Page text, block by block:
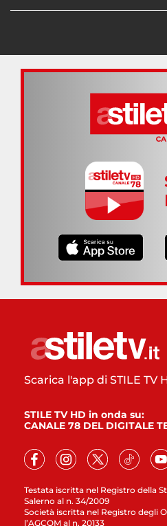
Testata iscritta nel Registro della
Salerno al n. 34/2009
Società iscritta nel Registro degli
l’AGCOM al n. 20133
Scarica l'app di STILE TV
STILE TV HD in onda su:
CANALE 78 DEL DIGITALE